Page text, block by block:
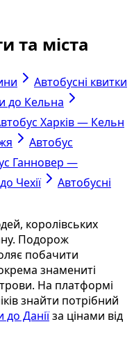
та міста
Автобусні квитки
до Кельна
Харків — Кельн
Автобус
Ганновер —
Чехії
Автобусні
королівських
Подорож
побачити
знамениті
На платформі
знайти потрібний
до Даніїза цінами від